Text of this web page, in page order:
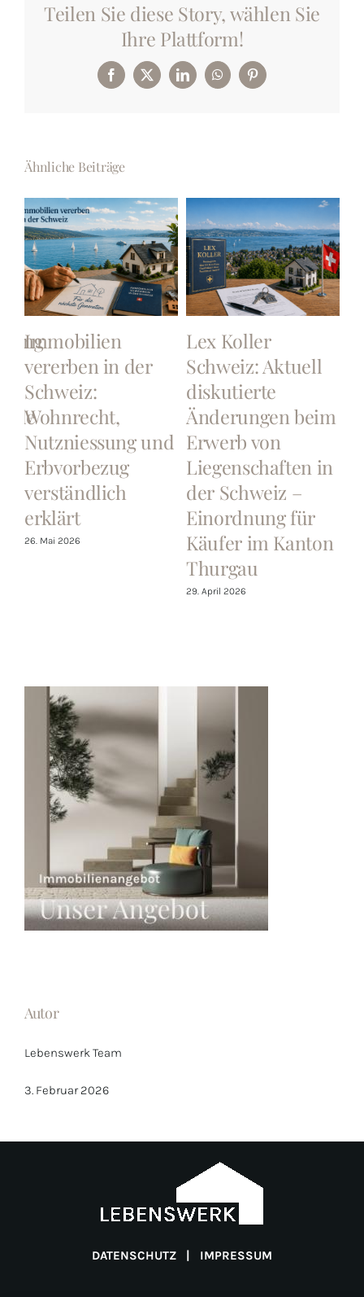
Teilen Sie diese Story, wählen Sie
Ihre Plattform!
Facebook
X LinkedInWhatsAppPinterest
Ähnliche Beiträge
Immobilien
vererben in der
Schweiz:
Wohnrecht,
Nutzniessung und
Erbvorbezug
verständlich
erklärt
26. Mai 2026
Lex Koller
Schweiz: Aktuell
diskutierte
Änderungen beim
Erwerb von
Liegenschaften in
der Schweiz –
Einordnung für
Käufer im Kanton
Thurgau
29. April 2026
Autor
Lebenswerk Team
3. Februar 2026
DATENSCHUTZ | IMPRESSUM